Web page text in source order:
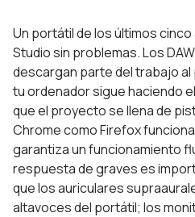
Un portátil de los últimos
Studio sin problemas. Los
descargan parte del trabajo al
tu ordenador sigue haciendo
que el proyecto se llena de
Chrome como Firefox
garantiza un funcionamiento
respuesta de graves es
que los auriculares
altavoces del portátil; los